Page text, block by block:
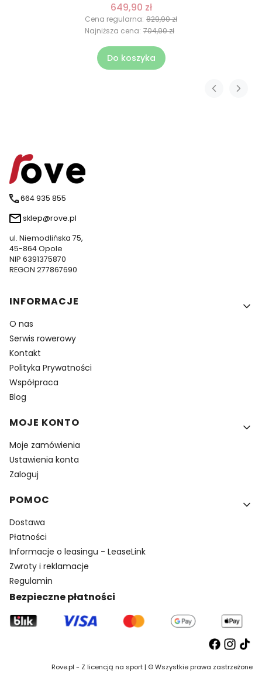
649,90 zł
Cena regularna: 829,90 zł
Najniższa cena: 704,90 zł
Do koszyka
664 935 855
sklep@rove.pl
ul. Niemodlińska 75,
45-864 Opole
NIP 6391375870
REGON 277867690
Linki w stopce
INFORMACJE
O nas
Serwis rowerowy
Kontakt
Polityka Prywatności
Współpraca
Blog
MOJE KONTO
Moje zamówienia
Ustawienia konta
Zaloguj
POMOC
Dostawa
Płatności
Informacje o leasingu - LeaseLink
Zwroty i reklamacje
Regulamin
Bezpieczne płatności
Rove.pl - Z licencją na sport | © Wszystkie prawa zastrzeżone